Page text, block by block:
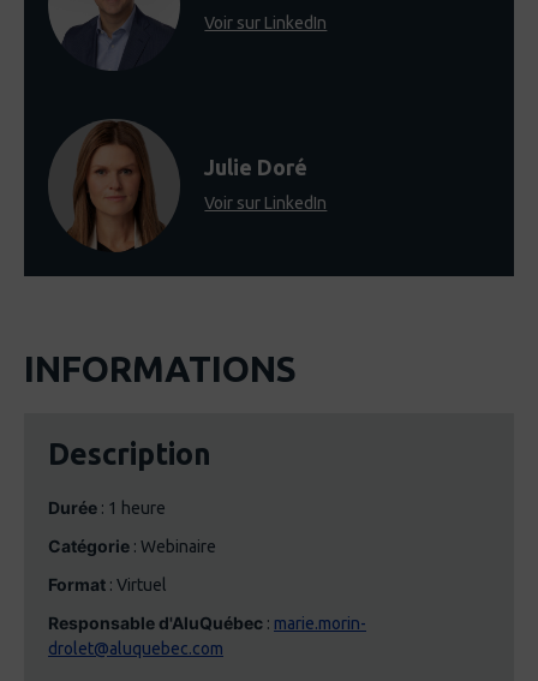
Voir sur LinkedIn
Julie Doré
Voir sur LinkedIn
INFORMATIONS
Description
Durée : 1 heure
Catégorie : Webinaire
Format : Virtuel
Responsable d'AluQuébec : marie.morin-
drolet@aluquebec.com